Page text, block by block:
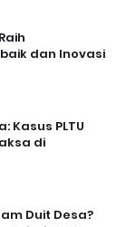
dan Inovasi
Kasus PLTU
di
Duit Desa?